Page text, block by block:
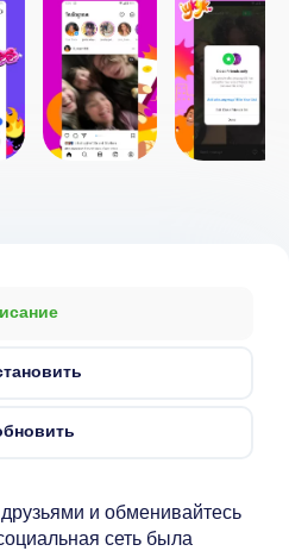
и обменивайтесь
сеть была